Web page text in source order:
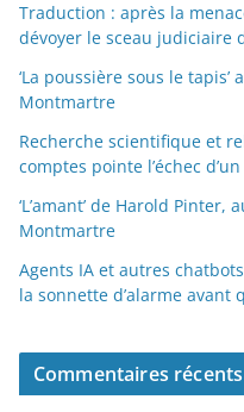
Traduction : après la
dévoyer le sceau judiciaire
‘La poussière sous le
Montmartre
Recherche scientifique et
comptes pointe l’échec
‘L’amant’ de Harold
Montmartre
Agents IA et autres
la sonnette d’alarme avant
Commentaires récents